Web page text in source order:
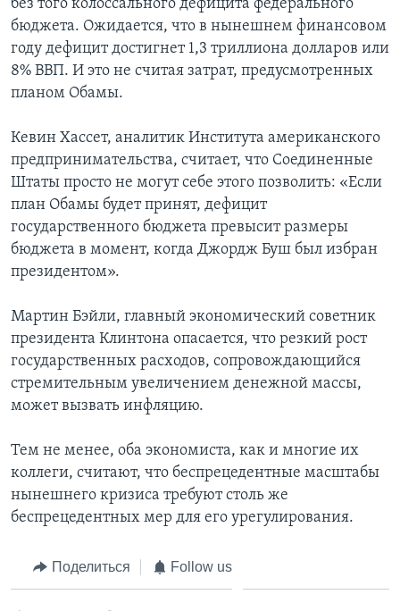
без того колоссального дефицита федерального
бюджета. Ожидается, что в нынешнем финансовом
году дефицит достигнет 1,3 триллиона долларов или
8% ВВП. И это не считая затрат, предусмотренных
планом Обамы.
Кевин Хассет, аналитик Института американского
предпринимательства, считает, что Соединенные
Штаты просто не могут себе этого позволить: «Если
план Обамы будет принят, дефицит
государственного бюджета превысит размеры
бюджета в момент, когда Джордж Буш был избран
президентом».
Мартин Бэйли, главный экономический советник
президента Клинтона опасается, что резкий рост
государственных расходов, сопровождающийся
стремительным увеличением денежной массы,
может вызвать инфляцию.
Тем не менее, оба экономиста, как и многие их
коллеги, считают, что беспрецедентные масштабы
нынешнего кризиса требуют столь же
беспрецедентных мер для его урегулирования.
Поделиться Follow us